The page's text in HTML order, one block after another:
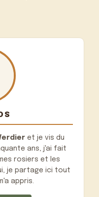
et je vis du
ans, j'ai fait
rosiers et les
je partage ici tout
appris.